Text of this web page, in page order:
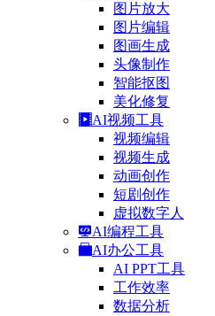
图片放大
图片编辑
图画生成
头像制作
智能抠图
美化修复
AI视频工具
视频编辑
视频生成
动画创作
短剧创作
虚拟数字人
AI编程工具
AI办公工具
AI PPT工具
工作效率
数据分析